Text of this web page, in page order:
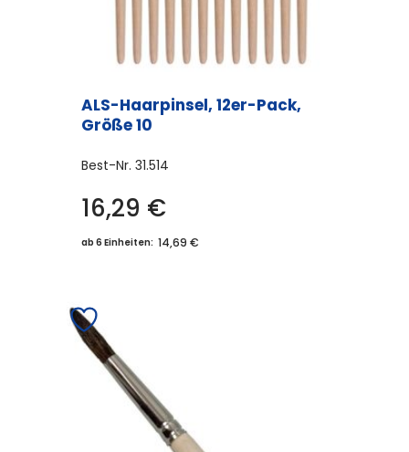
ALS-Haarpinsel, 12er-Pack,
Größe 10
Best-Nr. 31.514
16,29 €
ab 6 Einheiten: 14,69 €